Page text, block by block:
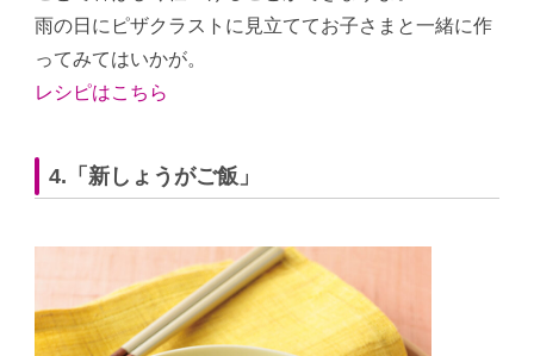
雨の日にピザクラストに見立ててお子さまと一緒に作
ってみてはいかが。
レシピはこちら
4.「新しょうがご飯」